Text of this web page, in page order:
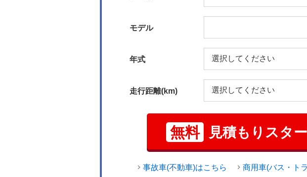
モデル
年式
走行距離(km)
無料 見積もりスタ
事故車(不動車)はこちら 商用車(バス・ト